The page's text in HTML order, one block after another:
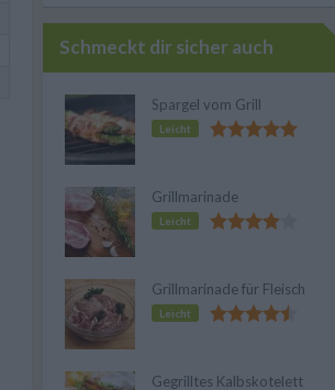
Schmeckt dir sicher auch
Spargel vom Grill
Leicht
Grillmarinade
Leicht
Grillmarinade für Fleisch
Leicht
Gegrilltes Kalbskotelett